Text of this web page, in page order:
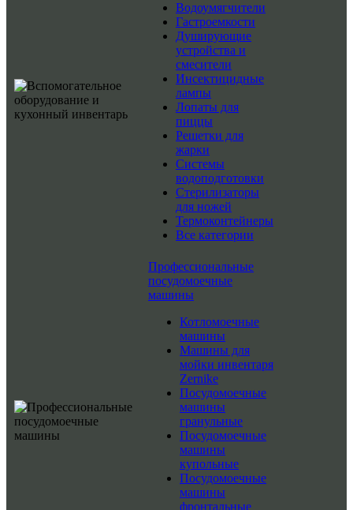
Водоумягчители
Гастроемкости
Душирующие
устройства и
смесители
Инсектицидные
лампы
Лопаты для
пиццы
Решетки для
жарки
Системы
водоподготовки
Стерилизаторы
для ножей
Термоконтейнеры
Все категории
Профессиональные
посудомоечные
машины
Котломоечные
машины
Машины для
мойки инвентаря
Zernike
Посудомоечные
машины
гранульные
Посудомоечные
машины
купольные
Посудомоечные
машины
фронтальные